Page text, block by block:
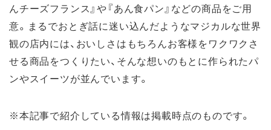
んチーズフランス』や『あん食パン』などの商品をご用
意。まるでおとぎ話に迷い込んだようなマジカルな世界
観の店内には、おいしさはもちろんお客様をワクワクさ
せる商品をつくりたい、そんな想いのもとに作られたパ
ンやスイーツが並んでいます。
※本記事で紹介している情報は掲載時点のものです。